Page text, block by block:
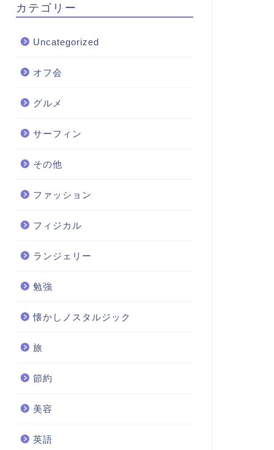
カテゴリー
Uncategorized
オフ会
グルメ
サーフィン
その他
ファッション
フィジカル
ランジェリー
勉強
懐かしノスタルジック
旅
節約
美容
英語